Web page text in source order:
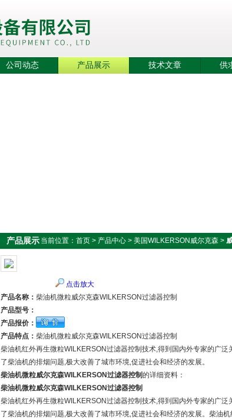
公司动态 产品展示 技术文章 供
产品展示 当前位置： 首页 > 产品中心 > 美国WILKERSON威尔克森 >
点击放大
产品名称： 柴油机微粒威尔克森WILKERSON过滤器控制
产品型号：
产品报价：
产品特点： 柴油机微粒威尔克森WILKERSON过滤器控制
柴油机红外再生微粒WILKERSON过滤器控制技术,得到国内外专家的广
了柴油机的排烟问题,极大改善了城市环境,促进社会和经济的发展。
柴油机微粒威尔克森WILKERSON过滤器控制的详细资料：
柴油机微粒威尔克森WILKERSON过滤器控制
柴油机红外再生微粒WILKERSON过滤器控制技术,得到国内外专家的广
了柴油机的排烟问题,极大改善了城市环境,促进社会和经济的发展。柴油